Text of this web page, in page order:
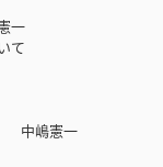
一
て
中嶋憲一